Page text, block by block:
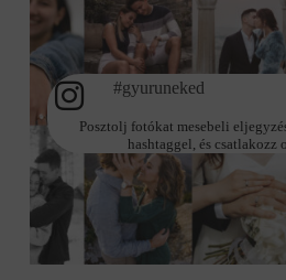
#gyuruneked
Posztolj fotókat mesebeli
hashtaggel, és csatlakozz